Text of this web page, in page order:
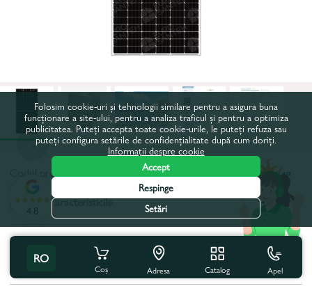
Codul produsului:
Toate caracteristicile
Specificațiile produsului
Numar de celule, buc.: 144
RO
Coș Adresa Catalog Apel
4.8
Folosim cookie-uri și tehnologii similare pentru a asigura buna
funcționare a site-ului, pentru a analiza traficul și pentru a optimiza
publicitatea. Puteți accepta toate cookie-urile, le puteți refuza sau
puteți configura setările de confidențialitate după cum doriți.
Informații despre cookie
Accept
Respinge
Setări